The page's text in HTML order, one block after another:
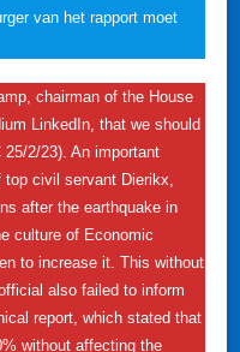
van het rapport moet
​​chairman of the House
LinkedIn, that we should
25/2/23). An important
top civil servant Dierikx,
after the earthquake in
culture of Economic
to increase it. This without
also failed to inform
report, which stated that
without affecting the